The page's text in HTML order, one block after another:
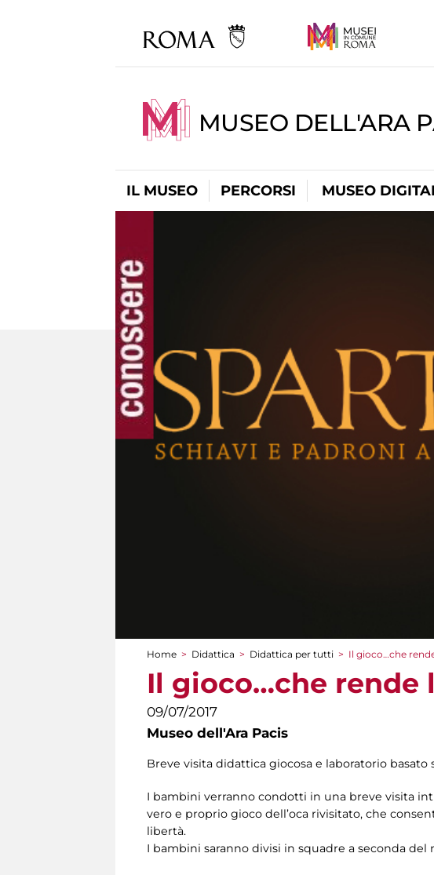
MUSEO DELL'ARA
IL MUSEO PERCORSI MUSEO
Tu sei qui
Home > Didattica > Didattica per tutti > Il gioco…che
Il gioco…che rende
09/07/2017
Museo dell'Ara Pacis
Breve visita didattica giocosa e laboratorio basato
I bambini verranno condotti in una breve visita
vero e proprio gioco dell’oca rivisitato, che
libertà.
I bambini saranno divisi in squadre a seconda